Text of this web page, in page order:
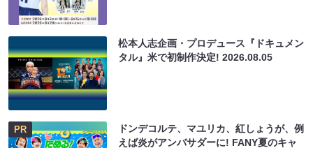
松本人志企画・プロデュース『ドキュメン
タル』米で初制作決定!2026.08.05
PR
ドンデコルテ、マユリカ、紅しょうが、例
えば炎がアンバサダーに! FANY夏のキャ